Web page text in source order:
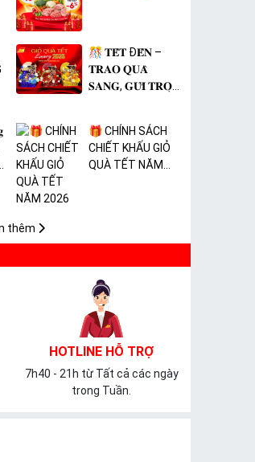
🎊 𝐓𝐄̂́𝐓 Đ𝐄̂́𝐍 –
𝐓𝐑𝐀𝐎 𝐐𝐔𝐀̀
𝐒𝐀𝐍𝐆, 𝐆𝐔̛̉𝐈 𝐓𝐑𝐎̣𝐍
🎁 CHÍNH SÁCH
CHIẾT KHẤU GIỎ
QUÀ TẾT NĂM
thêm
HOTLINE HỖ TRỢ
7h40 - 21h từ Tất cả các ngày
trong Tuần.